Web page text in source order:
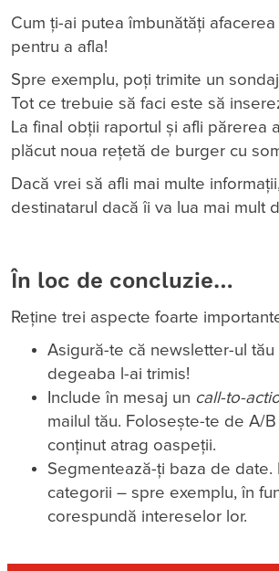
Cum ți-ai putea îmbunătăți
pentru a afla!
Spre exemplu, poți trimite un
Tot ce trebuie să faci este să
La final obții raportul și afli părerea
plăcut noua rețetă de burger cu
Dacă vrei să afli mai multe
destinatarul dacă îi va lua mai mult
În loc de concluzie…
Reține trei aspecte foarte
Asigură-te că newsletter-ul
degeaba l-ai trimis!
Include în mesaj un call-to-
mailul tău. Folosește-te de A/
conținut atrag oaspeții.
Segmentează-ți baza de
categorii – spre exemplu, în
corespundă intereselor lor.